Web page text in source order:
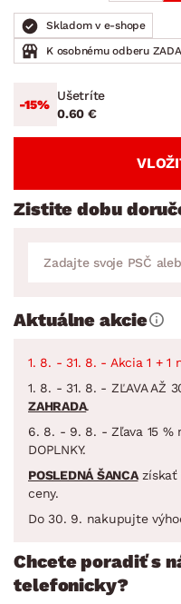
Skladom v e-shope
K osobnému odberu
-15%
Ušetríte
0.60 €
Zistite dobu
Aktuálne akcie
1. 8. - 31. 8. - Akcia 1 + 1
1. 8. - 31. 8. - ZĽAVA AŽ
ZAHRADA.
6. 8. - 9. 8. - Zľava 15 %
DOPLNKY.
POSLEDNÁ ŠANCAzískať
ceny.
Do 30. 9. nakupujte
Chcete poradiť s
telefonicky?